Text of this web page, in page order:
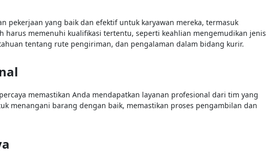
pekerjaan yang baik dan efektif untuk karyawan mereka, termasuk
harus memenuhi kualifikasi tertentu, seperti keahlian mengemudikan jenis
tentang rute pengiriman, dan pengalaman dalam bidang kurir.
memastikan Anda mendapatkan layanan profesional dari tim yang
menangani barang dengan baik, memastikan proses pengambilan dan